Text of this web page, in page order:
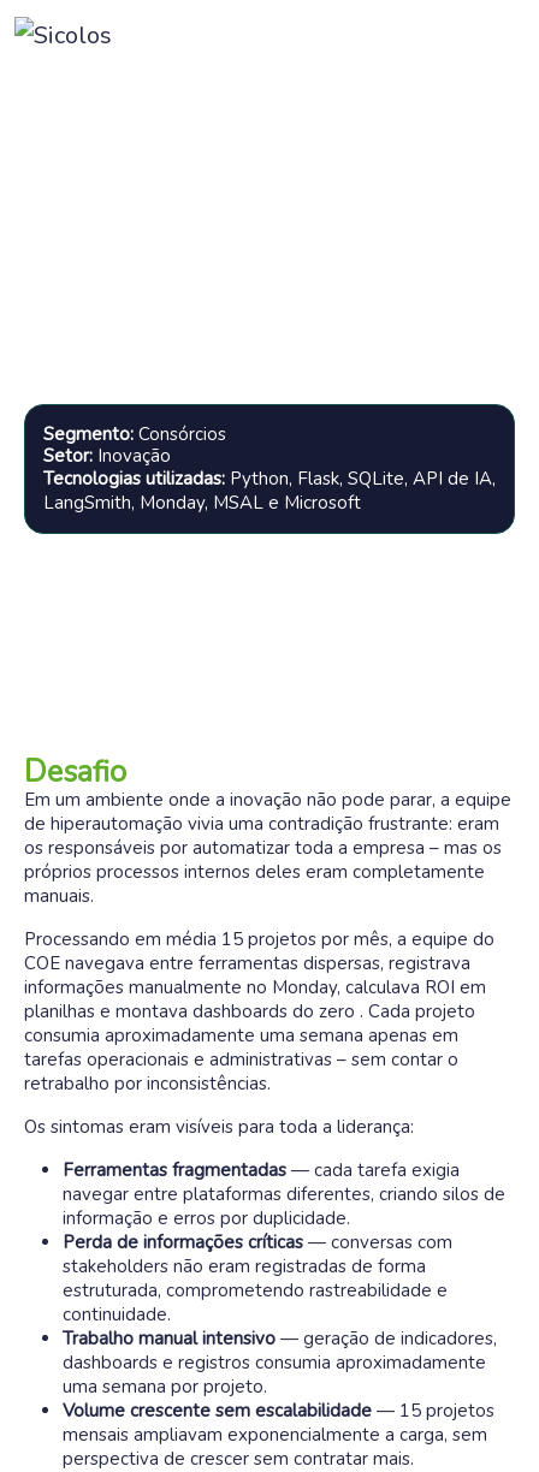
Segmento: Consórcios
Setor: Inovação
Tecnologias utilizadas: Python, Flask, SQLite, API de IA,
LangSmith, Monday, MSAL e Microsoft
Desafio
Em um ambiente onde a inovação não pode parar, a equipe
de hiperautomação vivia uma contradição frustrante: eram
os responsáveis por automatizar toda a empresa – mas os
próprios processos internos deles eram completamente
manuais.
Processando em média 15 projetos por mês, a equipe do
COE navegava entre ferramentas dispersas, registrava
informações manualmente no Monday, calculava ROI em
planilhas e montava dashboards do zero . Cada projeto
consumia aproximadamente uma semana apenas em
tarefas operacionais e administrativas – sem contar o
retrabalho por inconsistências.
Os sintomas eram visíveis para toda a liderança:
Ferramentas fragmentadas — cada tarefa exigia
navegar entre plataformas diferentes, criando silos de
informação e erros por duplicidade.
Perda de informações críticas — conversas com
stakeholders não eram registradas de forma
estruturada, comprometendo rastreabilidade e
continuidade.
Trabalho manual intensivo — geração de indicadores,
dashboards e registros consumia aproximadamente
uma semana por projeto.
Volume crescente sem escalabilidade — 15 projetos
mensais ampliavam exponencialmente a carga, sem
perspectiva de crescer sem contratar mais.